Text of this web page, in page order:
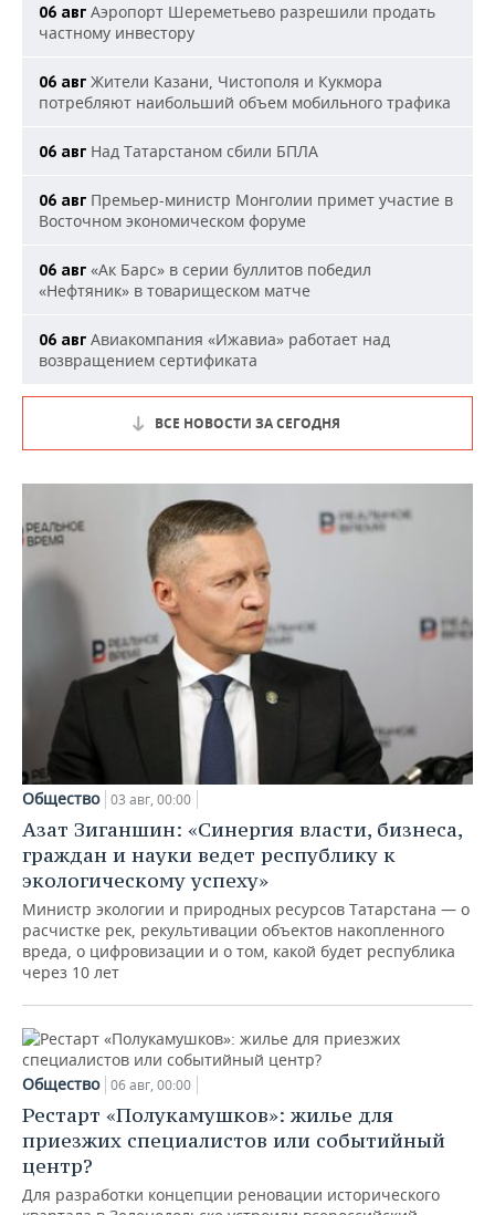
06 авг Аэропорт Шереметьево разрешили продать
частному инвестору
06 авг Жители Казани, Чистополя и Кукмора
потребляют наибольший объем мобильного трафика
06 авг Над Татарстаном сбили БПЛА
06 авг Премьер-министр Монголии примет участие в
Восточном экономическом форуме
06 авг «Ак Барс» в серии буллитов победил
«Нефтяник» в товарищеском матче
06 авг Авиакомпания «Ижавиа» работает над
возвращением сертификата
ВСЕ НОВОСТИ ЗА СЕГОДНЯ
Общество 03 авг, 00:00
Азат Зиганшин: «Синергия власти, бизнеса,
граждан и науки ведет республику к
экологическому успеху»
Министр экологии и природных ресурсов Татарстана — о
расчистке рек, рекультивации объектов накопленного
вреда, о цифровизации и о том, какой будет республика
через 10 лет
Общество 06 авг, 00:00
Рестарт «Полукамушков»: жилье для
приезжих специалистов или событийный
центр?
Для разработки концепции реновации исторического